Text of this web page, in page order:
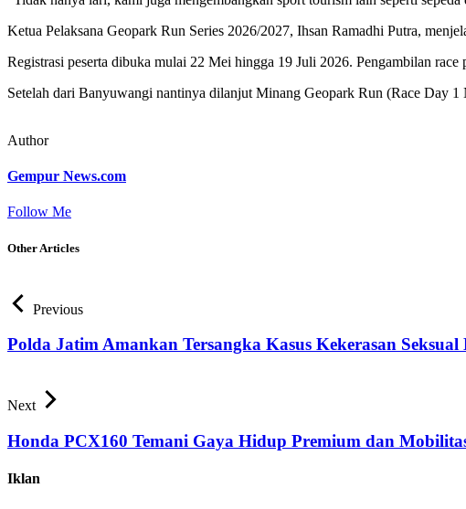
Ketua Pelaksana Geopark Run Series 2026/2027, Ihsan Ramadhi Putra,
Registrasi peserta dibuka mulai 22 Mei hingga 19 Juli 2026. Pengambilan
Setelah dari Banyuwangi nantinya dilanjut Minang Geopark Run (Race Day
Author
Gempur News.com
Follow Me
Other Articles
Previous
Polda Jatim Amankan Tersangka Kasus Kekerasan
Next
Honda PCX160 Temani Gaya Hidup Premium dan
Iklan